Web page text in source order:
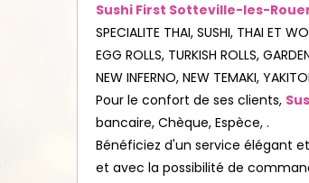
Sushi First Sotteville-les-
SPECIALITE THAI, SUSHI, THAI ET
EGG ROLLS, TURKISH ROLLS,
NEW INFERNO, NEW TEMAKI,
Pour le confort de ses clients,
bancaire, Chèque, Espèce, .
Bénéficiez d'un service élégant
et avec la possibilité de